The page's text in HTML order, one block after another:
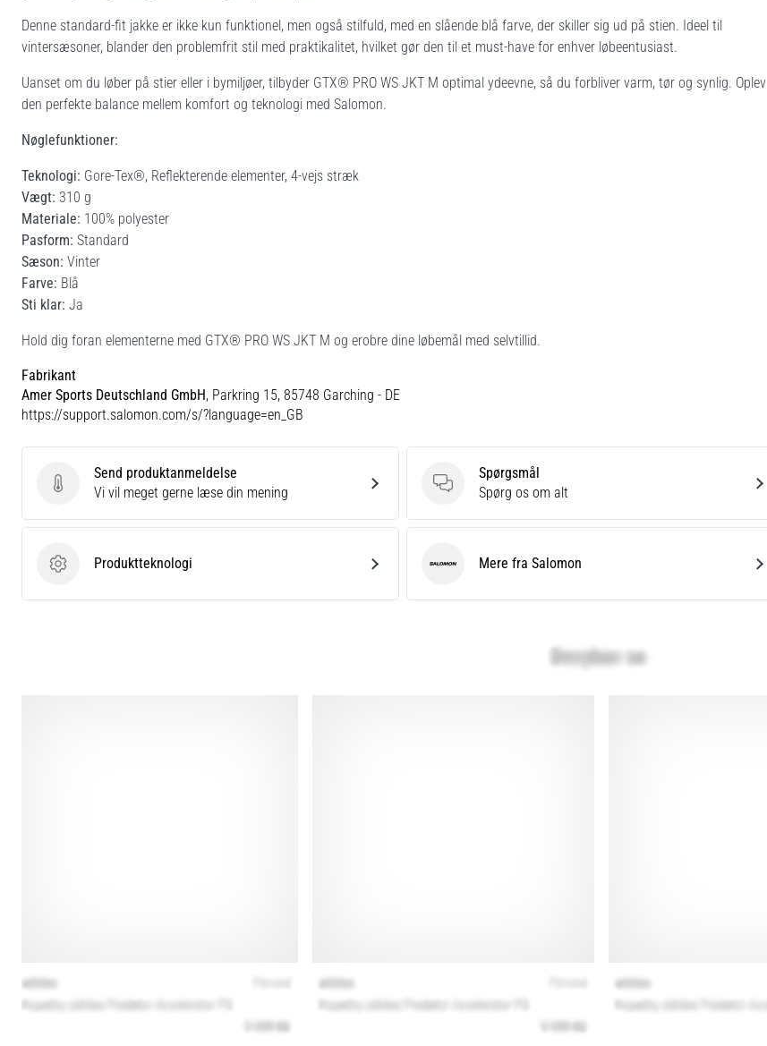
Denne standard-fit jakke er ikke kun funktionel, men også stilfuld, med en slående blå farve, der skiller sig ud på stien. Ideel til
vintersæsoner, blander den problemfrit stil med praktikalitet, hvilket gør den til et must-have for enhver løbeentusiast.
Uanset om du løber på stier eller i bymiljøer, tilbyder GTX® PRO WS JKT M optimal ydeevne, så du forbliver varm, tør og synlig. Oplev
den perfekte balance mellem komfort og teknologi med Salomon.
Nøglefunktioner:
Teknologi: Gore-Tex®, Reflekterende elementer, 4-vejs stræk
Vægt: 310 g
Materiale: 100% polyester
Pasform: Standard
Sæson: Vinter
Farve: Blå
Sti klar: Ja
Hold dig foran elementerne med GTX® PRO WS JKT M og erobre dine løbemål med selvtillid.
Fabrikant
Amer Sports Deutschland GmbH, Parkring 15, 85748 Garching - DE
https://support.salomon.com/s/?language=en_GB
Send produktanmeldelse
Send produktanmeldelse
Vi vil meget gerne læse din mening
Spørgsmål
Spørgsmål
Spørg os om alt
Produktteknologi
Produktteknologi SalomonMere fra Salomon